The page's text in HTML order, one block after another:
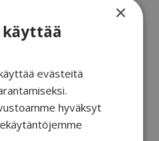
ja laajemmin
×
käyttää
evästeitä
hyväksyt